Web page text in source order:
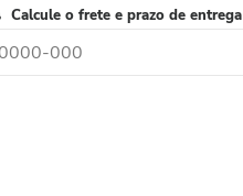
Calcule o frete e prazo de entrega